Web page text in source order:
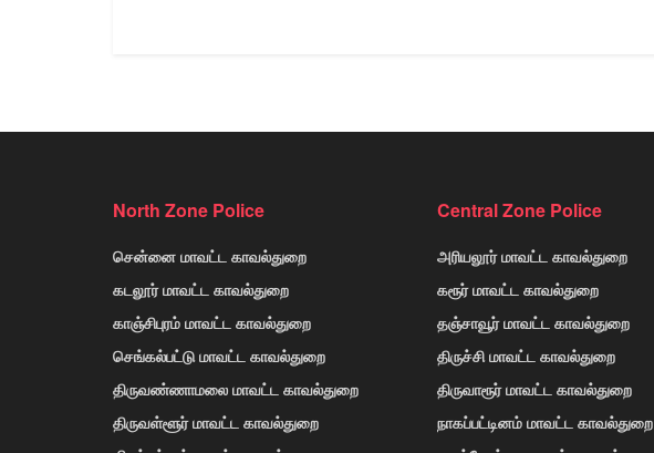
North Zone Police
சென்னை மாவட்ட காவல்துறை
கடலூர் மாவட்ட காவல்துறை
காஞ்சிபுரம் மாவட்ட காவல்துறை
செங்கல்பட்டு மாவட்ட காவல்துறை
திருவண்ணாமலை மாவட்ட காவல்துறை
திருவள்ளூர் மாவட்ட காவல்துறை
Central Zone Police
அரியலூர் மாவட்ட காவல்துறை
கரூர் மாவட்ட காவல்துறை
தஞ்சாவூர் மாவட்ட காவல்துறை
திருச்சி மாவட்ட காவல்துறை
திருவாரூர் மாவட்ட காவல்துறை
நாகப்பட்டினம் மாவட்ட காவல்துறை